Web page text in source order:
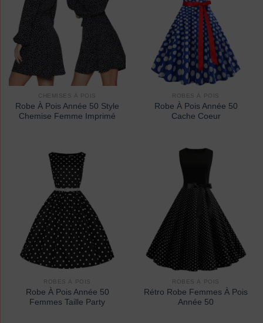
CHEMISES À POIS
Robe À Pois Année 50 Style
Chemise Femme Imprimé
ROBES À POIS
Robe À Pois Année 50
Cache Coeur
ROBES À POIS
Robe À Pois Année 50
Femmes Taille Party
ROBES À POIS
Rétro Robe Femmes À Pois
Année 50